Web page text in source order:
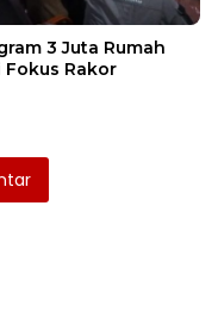
3 Juta Rumah
Fokus Rakor